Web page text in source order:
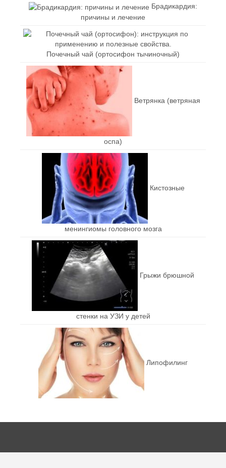
Брадикардия:
причины и лечение
Почечный чай (ортосифон тычиночный)
Ветрянка (ветряная
оспа)
Кистозные
менингиомы головного мозга
Грыжи брюшной
стенки на УЗИ у детей
Липофилинг